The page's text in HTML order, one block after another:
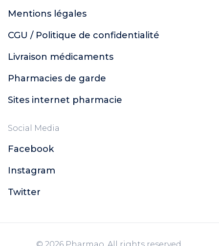
Mentions légales
CGU / Politique de confidentialité
Livraison médicaments
Pharmacies de garde
Sites internet pharmacie
Social Media
Facebook
Instagram
Twitter